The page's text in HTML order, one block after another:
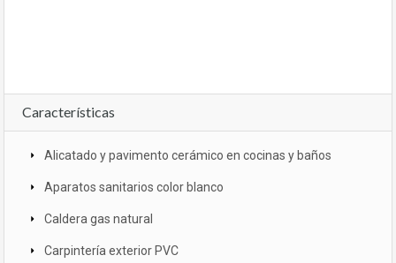
Características
Alicatado y pavimento cerámico en cocinas y baños
Aparatos sanitarios color blanco
Caldera gas natural
Carpintería exterior PVC